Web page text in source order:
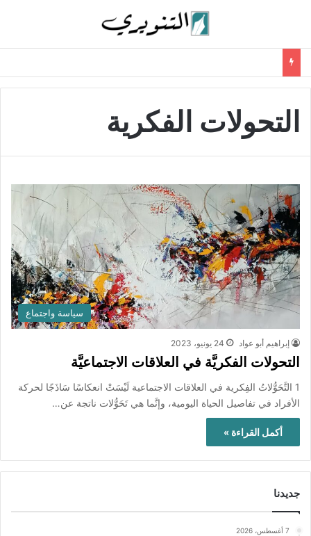
التحولات الفكرية
سياسة واجتماع
إبراهيم أبو عواد 24 يونيو، 2023
التحولات الفكريَّة في العلاقات الاجتماعيَّة
1 التَّحَوُّلاتُ الفِكرية في العلاقات الاجتماعية لَيْسَتْ انعكاسًا سَاذَجًا لحركة
الأفراد في تفاصيل الحياة اليومية، وإنَّما هي تَحَوُّلات ناتجة عن…
أكمل القراءة »
جديدنا
7 أغسطس، 2026